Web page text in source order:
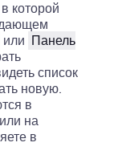
которой
или Панель
список
новую.
в
на
в